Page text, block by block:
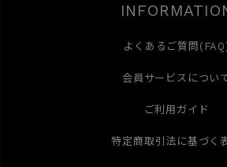
よくあるご質問
会員サービスについ
ご利用ガイド
特定商取引法に基づく